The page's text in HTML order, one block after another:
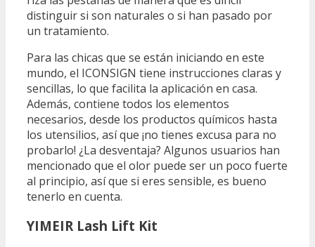
distinguir si son naturales o si han pasado por
un tratamiento.
Para las chicas que se están iniciando en este
mundo, el ICONSIGN tiene instrucciones claras y
sencillas, lo que facilita la aplicación en casa.
Además, contiene todos los elementos
necesarios, desde los productos químicos hasta
los utensilios, así que ¡no tienes excusa para no
probarlo! ¿La desventaja? Algunos usuarios han
mencionado que el olor puede ser un poco fuerte
al principio, así que si eres sensible, es bueno
tenerlo en cuenta.
YIMEIR Lash Lift Kit